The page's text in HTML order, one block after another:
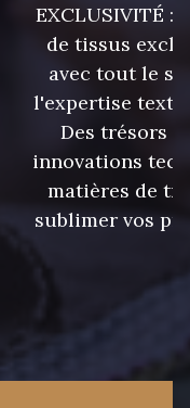
EXCLUSIVITÉ :
de tissus
avec tout le
l'expertise
Des trésors
innovations
matières de
sublimer vos